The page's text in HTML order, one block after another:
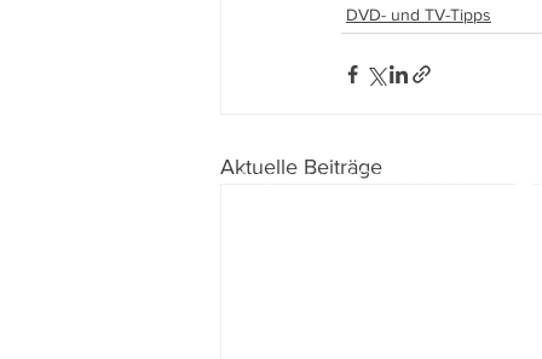
DVD- und TV-Tipps
Aktuelle Beiträge
Impressum IDatenschutz